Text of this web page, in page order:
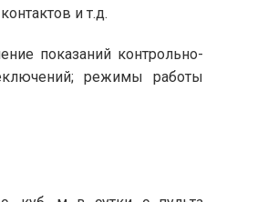
и т.д.
показаний контрольно-
режимы работы